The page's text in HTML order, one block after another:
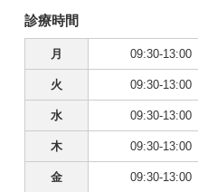
診療時間
月 09:30-13:00
火 09:30-13:00
水 09:30-13:00
木 09:30-13:00
金 09:30-13:00